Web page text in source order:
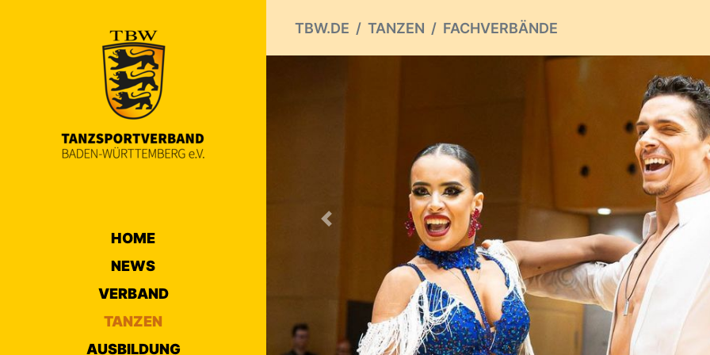
HOME
NEWS
VERBAND
TANZEN
AUSBILDUNG
TBW.DE TANZEN FACHVERBÄNDE
Previous